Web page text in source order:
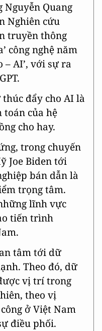
Nguyễn Quang
Nghiên cứu
truyền thông
công nghệ năm
– AI’, với sự ra
đẩy cho AI là
của hệ
cho hay.
trong chuyến
Joe Biden tới
bán dẫn là
trọng tâm.
lĩnh vực
tiến trình
tâm tới dữ
Theo đó, dữ
vị trí trong
theo vị
ở Việt Nam
điều phối.